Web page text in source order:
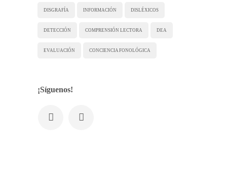
DISGRAFÍA INFORMACIÓN DISLÉXICOS
DETECCIÓN COMPRENSIÓN LECTORA DEA
EVALUACIÓN CONCIENCIA FONOLÓGICA
¡Síguenos!